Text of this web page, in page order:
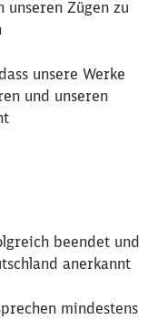
unseren Zügen zu
unsere Werke
und unseren
beendet und
anerkannt
mindestens